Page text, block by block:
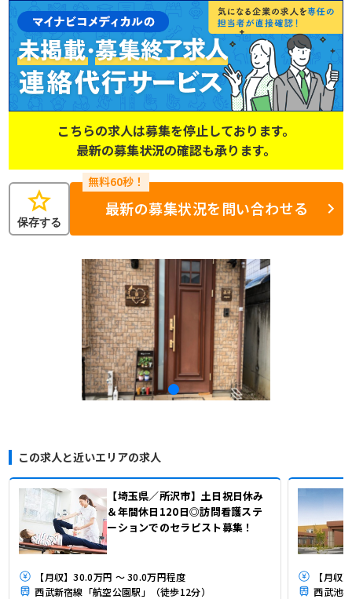
こちらの求人は募集を停止しております。
最新の募集状況の確認も承ります。
star
保存する
最新の募集状況を問い合わせる
この求人と近いエリアの求人
【埼玉県／所沢市】土日祝日休み
＆年間休日120日◎訪問看護ステ
ーションでのセラピスト募集！
【月収】30.0万円 ～ 30.0万円程度
西武新宿線「航空公園駅」（徒歩12分）
【月収
西武池